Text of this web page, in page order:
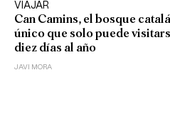
VIAJAR
Can Camins, el bosque
único que solo puede
diez días al año
JAVI MORA